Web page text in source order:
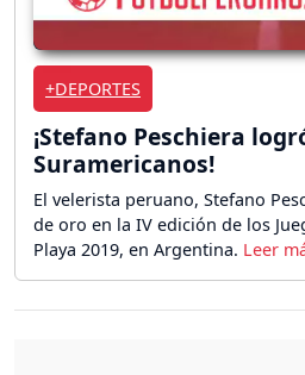
+DEPORTES
¡Stefano Peschiera
Suramericanos!
El velerista peruano, Stefano
de oro en la IV edición de los
Playa 2019, en Argentina.